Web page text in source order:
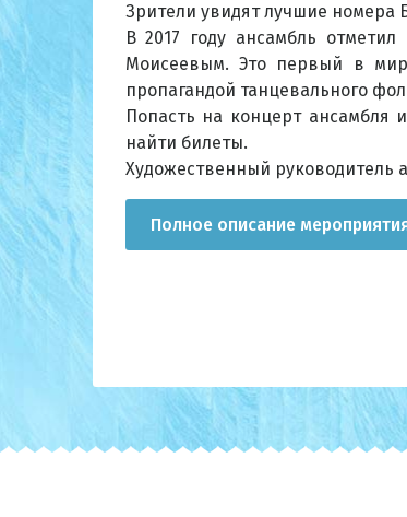
Зрители увидят лучшие номера
В 2017 году ансамбль
Моисеевым. Это первый в
пропагандой танцевального
Попасть на концерт ансамбля
найти билеты.
Художественный руководитель
Полное описание